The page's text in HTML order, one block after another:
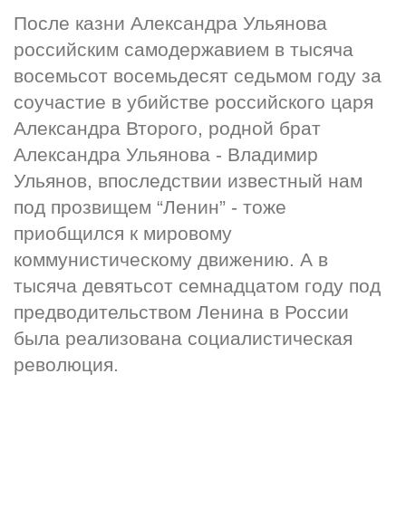
После казни Александра Ульянова
российским самодержавием в тысяча
восемьсот восемьдесят седьмом году за
соучастие в убийстве российского царя
Александра Второго, родной брат
Александра Ульянова - Владимир
Ульянов, впоследствии известный нам
под прозвищем “Ленин” - тоже
приобщился к мировому
коммунистическому движению. А в
тысяча девятьсот семнадцатом году под
предводительством Ленина в России
была реализована социалистическая
революция.